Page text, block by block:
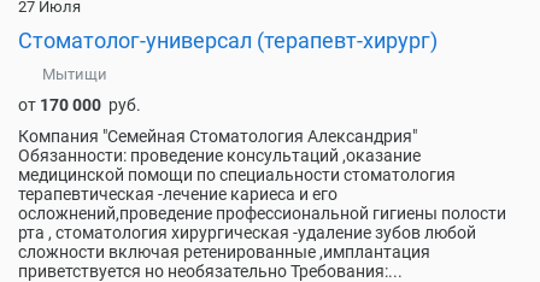
27 Июля
Стоматолог-универсал (терапевт-хирург)
Мытищи
от 170 000 руб.
Компания "Семейная Стоматология Александрия"
Обязанности: проведение консультаций ,оказание
медицинской помощи по специальности стоматология
терапевтическая -лечение кариеса и его
осложнений,проведение профессиональной гигиены полости
рта , стоматология хирургическая -удаление зубов любой
сложности включая ретенированные ,имплантация
приветствуется но необязательно Требования:...